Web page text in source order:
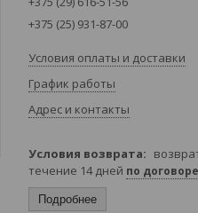
+375 (25) 931-87-00
Условия оплаты и доставки
График работы
Адрес и контакты
течение 14 дней по
Подробнее